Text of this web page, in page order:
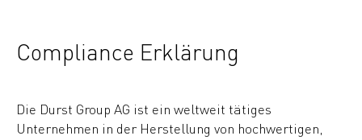
Compliance Erklärung
Die Durst Group AG ist ein weltweit tätiges
Unternehmen in der Herstellung von hochwertigen,